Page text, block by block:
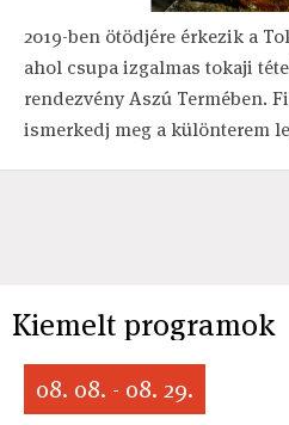
2019-ben ötödjére érkezik a
ahol csupa izgalmas tokaji
rendezvény Aszú Termében.
ismerkedj meg a különterem
Kiemelt programok
08. 08. - 08. 29.